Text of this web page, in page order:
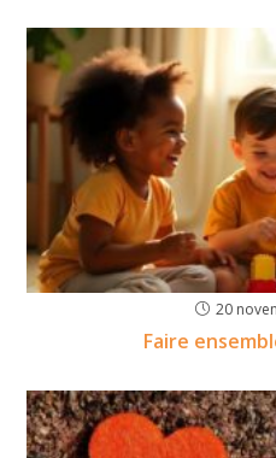
20
Faire